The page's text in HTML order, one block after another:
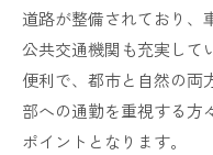
道路が整備されており、
公共交通機関も充実して
便利で、都市と自然の両
部への通勤を重視する方
ポイントとなります。